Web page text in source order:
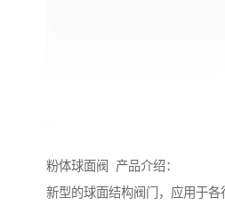
粉体球面阀 产品介绍：
新型的球面结构阀门，应用于